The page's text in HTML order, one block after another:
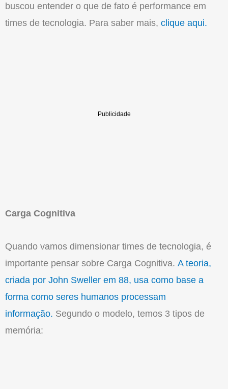
buscou entender o que de fato é performance em
times de tecnologia. Para saber mais, clique aqui.
Carga Cognitiva
Quando vamos dimensionar times de tecnologia, é
importante pensar sobre Carga Cognitiva. A teoria,
criada por John Sweller em 88, usa como base a
forma como seres humanos processam
informação. Segundo o modelo, temos 3 tipos de
memória: